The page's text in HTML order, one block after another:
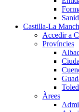
Castilla-La
Accedir a
Províncies
Àrees